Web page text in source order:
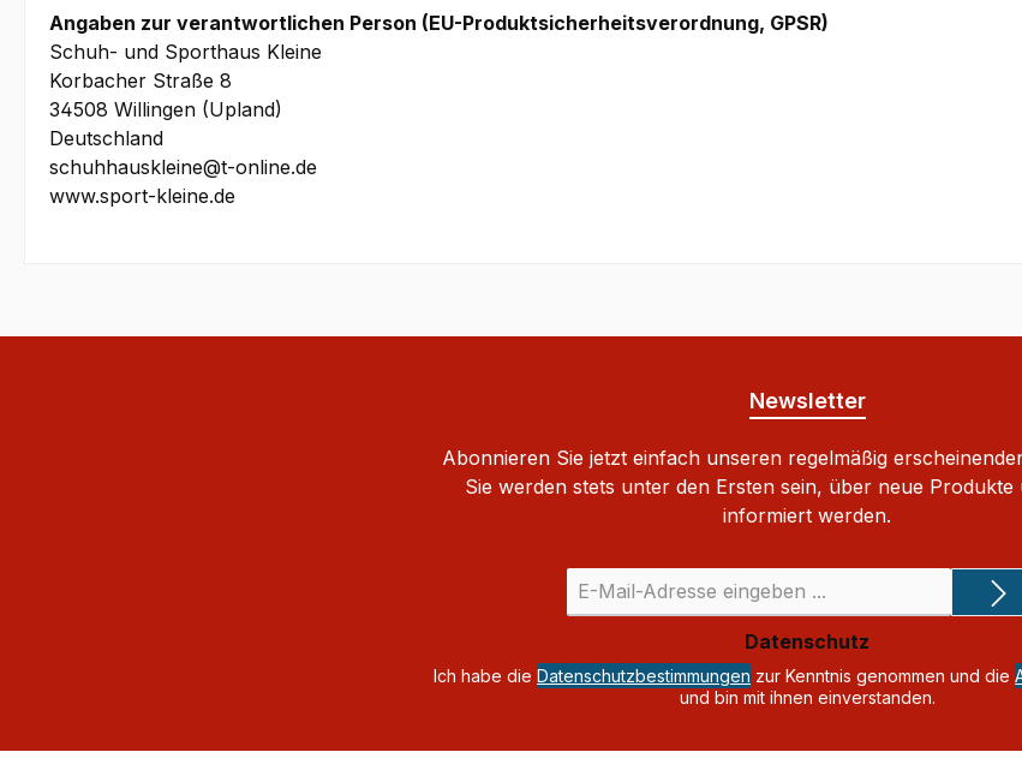
Angaben zur verantwortlichen Person (EU-Produktsicherheitsverordnung, GPSR)
Schuh- und Sporthaus Kleine
Korbacher Straße 8
34508 Willingen (Upland)
Deutschland
schuhhauskleine@t-online.de
www.sport-kleine.de
Newsletter
Abonnieren Sie jetzt einfach unseren regelmäßig
Sie werden stets unter den Ersten sein, über neue Produkte
informiert werden.
Mail-
Adresse
*
Datenschutz
Ich habe die Datenschutzbestimmungen zur Kenntnis genommen und die
und bin mit ihnen einverstanden.